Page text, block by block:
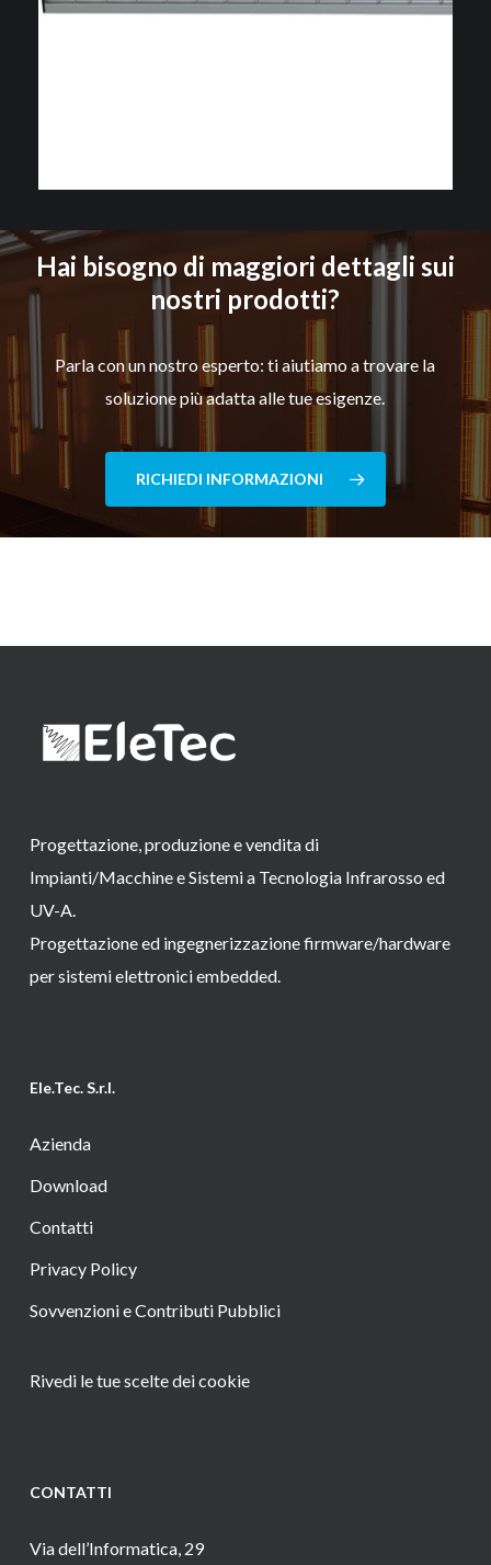
Hai bisogno di maggiori dettagli sui
nostri prodotti?
Parla con un nostro esperto: ti aiutiamo a trovare la
soluzione più adatta alle tue esigenze.
RICHIEDI INFORMAZIONI
Progettazione, produzione e vendita di
Impianti/Macchine e Sistemi a Tecnologia Infrarosso ed
UV-A.
Progettazione ed ingegnerizzazione firmware/hardware
per sistemi elettronici embedded.
Ele.Tec. S.r.l.
Azienda
Download
Contatti
Privacy Policy
Sovvenzioni e Contributi Pubblici
Rivedi le tue scelte dei cookie
CONTATTI
Via dell’Informatica, 29